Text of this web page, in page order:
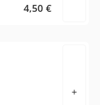
4,50 €
+